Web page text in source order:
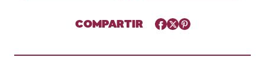
COMPARTIR Facebook
TwitterPinterest